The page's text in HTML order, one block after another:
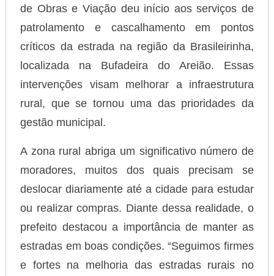
de Obras e Viação deu início aos serviços de
patrolamento e cascalhamento em pontos
críticos da estrada na região da Brasileirinha,
localizada na Bufadeira do Areião. Essas
intervenções visam melhorar a infraestrutura
rural, que se tornou uma das prioridades da
gestão municipal.
A zona rural abriga um significativo número de
moradores, muitos dos quais precisam se
deslocar diariamente até a cidade para estudar
ou realizar compras. Diante dessa realidade, o
prefeito destacou a importância de manter as
estradas em boas condições. “Seguimos firmes
e fortes na melhoria das estradas rurais no